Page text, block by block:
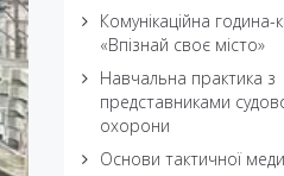
Комунікаційна година-
«Впізнай своє місто»
Навчальна практика з
представниками
охорони
Основи тактичної